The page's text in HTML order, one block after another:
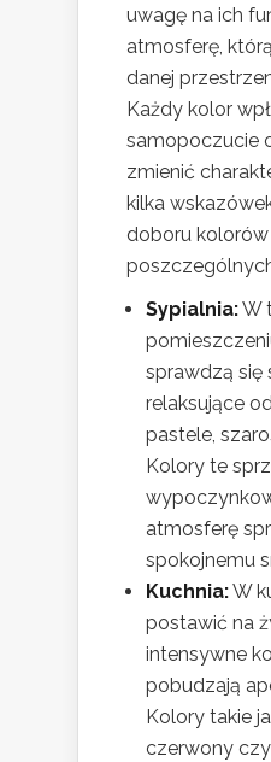
uwagę na ich
atmosferę,
danej
Każdy kolor
samopoczucie
zmienić
kilka
doboru
Sypialnia:W
sprawdzą się
relaksujące
pastele,
Kolory te
atmosferę
spokojnemu
Kuchnia:W
postawić na
intensywne
pobudzają
Kolory takie
czerwony